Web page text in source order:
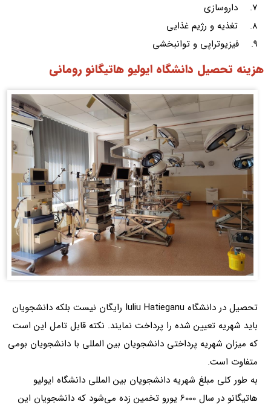
7. داروسازی
8. تغذیه و رژیم غذایی
9. فیزیوتراپی و توانبخشی
هزینه تحصیل دانشگاه ایولیو هاتیگانو رومانی
تحصیل در دانشگاه Iuliu Hatieganu رایگان نیست بلکه دانشجویان
باید شهریه تعیین شده را پرداخت نمایند. نکته قابل تامل این است
که میزان شهریه پرداختی دانشجویان بین المللی با دانشجویان بومی
متفاوت است.
به طور کلی مبلغ شهریه دانشجویان بین المللی دانشگاه ایولیو
هاتیگانو در سال 6000 یورو تخمین زده می‌شود که دانشجویان این